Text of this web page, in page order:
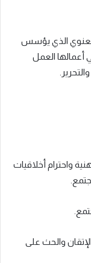
الذي يؤسس
أعمالها العمل
واحترام أخلاقيات
والحث على